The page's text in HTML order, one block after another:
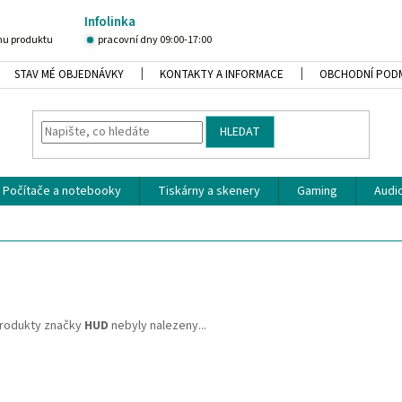
Infolinka
produktu pracovní dny 09:00-17:00
STAV MÉ OBJEDNÁVKY KONTAKTY A INFORMACE OBCHODNÍ
HLEDAT
Počítače a notebooky Tiskárny a skenery Gaming
značky HUD nebyly nalezeny...